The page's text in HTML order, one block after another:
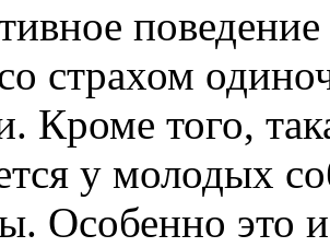
страхом
Кроме того,
у молодых
Особенно это